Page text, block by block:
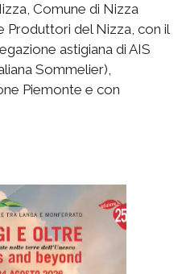
Comune di Nizza
Produttori del Nizza, con il
astigiana di AIS
Sommelier),
Piemonte e con